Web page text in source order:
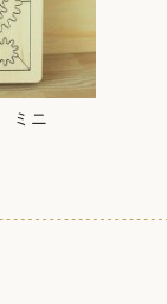
ミニ